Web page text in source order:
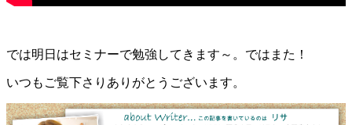
では明日はセミナーで勉強してきます～。ではまた！
いつもご覧下さりありがとうございます。